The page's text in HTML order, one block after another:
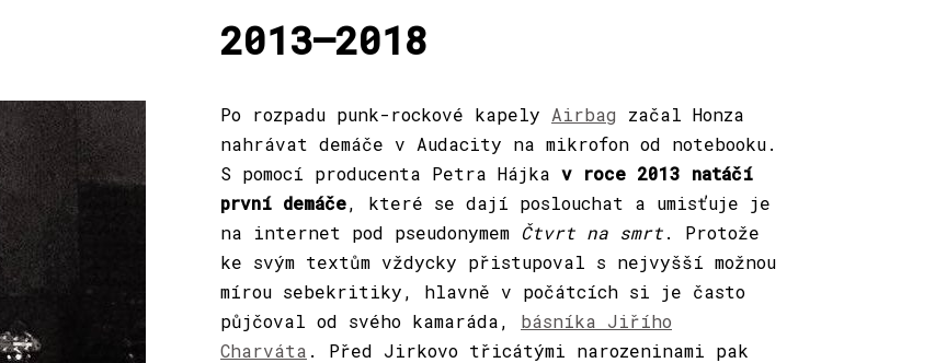
2013—2018
Po rozpadu punk-rockové kapely Airbag začal Honza
nahrávat demáče v Audacity na mikrofon od notebooku.
S pomocí producenta Petra Hájka v roce 2013 natáčí
první demáče, které se dají poslouchat a umisťuje je
na internet pod pseudonymem Čtvrt na smrt. Protože
ke svým textům vždycky přistupoval s nejvyšší možnou
mírou sebekritiky, hlavně v počátcích si je často
půjčoval od svého kamaráda, básníka Jiřího
Charváta . Před Jirkovo třicátými narozeninami pak